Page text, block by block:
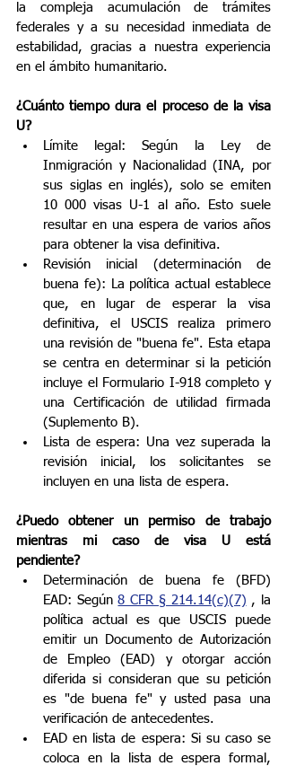
la compleja acumulación de trámites
federales y a su necesidad inmediata de
estabilidad, gracias a nuestra experiencia
en el ámbito humanitario.
¿Cuánto tiempo dura el proceso de la visa
U?
Límite legal: Según la Ley de
Inmigración y Nacionalidad (INA, por
sus siglas en inglés), solo se emiten
10 000 visas U-1 al año. Esto suele
resultar en una espera de varios años
para obtener la visa definitiva.
Revisión inicial (determinación de
buena fe): La política actual establece
que, en lugar de esperar la visa
definitiva, el USCIS realiza primero
una revisión de "buena fe". Esta etapa
se centra en determinar si la petición
incluye el Formulario I-918 completo y
una Certificación de utilidad firmada
(Suplemento B).
Lista de espera: Una vez superada la
revisión inicial, los solicitantes se
incluyen en una lista de espera.
¿Puedo obtener un permiso de trabajo
mientras mi caso de visa U está
pendiente?
Determinación de buena fe (BFD)
EAD: Según 8 CFR § 214.14(c)(7) , la
política actual es que USCIS puede
emitir un Documento de Autorización
de Empleo (EAD) y otorgar acción
diferida si consideran que su petición
es "de buena fe" y usted pasa una
verificación de antecedentes.
EAD en lista de espera: Si su caso se
coloca en la lista de espera formal,